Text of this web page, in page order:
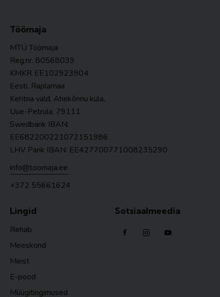
Töömaja
MTÜ Töömaja
Reg.nr. 80568039
KMKR EE102923904
Eesti, Raplamaa
Kehtna vald, Ahekõnnu küla,
Uue-Petrula, 79111
Swedbank IBAN:
EE682200221072151986
LHV Pank IBAN: EE427700771008235290
info@toomaja.ee
+372 55661624
Lingid
Rehab
Meeskond
Meist
E-pood
Müügitingimused
Sotsiaalmeedia